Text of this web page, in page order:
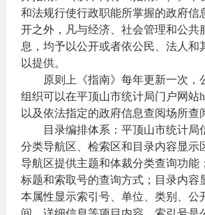
和法规行使行政职能所掌握的政府信
开之外，凡与经济、社会管理和公共
息，均予以公开或者依公民、法人和
以提供。
原则上《指南》每年更新一次，
组织可以在平顶山市统计局门户网站
以及依法指定的政府信息查阅场所查
目录编排体系：平顶山市统计局
分类导航区、检索区和目录内容显示
导航区提供主题和体裁分类查询功能
标题和索取号的查询方式；目录内容
本属性显示索引号、单位、类别、公